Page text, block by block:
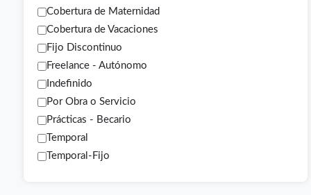
Cobertura de Maternidad
Cobertura de Vacaciones
Fijo Discontinuo
Freelance - Autónomo
Indefinido
Por Obra o Servicio
Prácticas - Becario
Temporal
Temporal-Fijo